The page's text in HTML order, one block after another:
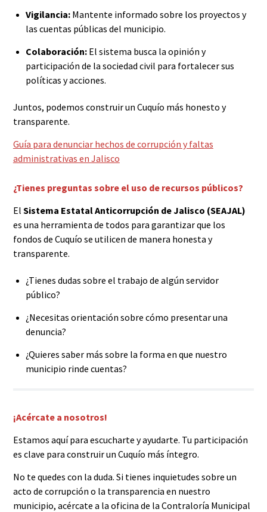
Vigilancia:Mantente informado sobre los proyectos y
las cuentas públicas del municipio.
Colaboración:El sistema busca la opinión y
participación de la sociedad civil para fortalecer sus
políticas y acciones.
Juntos, podemos construir un Cuquío más honesto y
transparente.
Guía para denunciar hechos de corrupción y faltas
administrativas en Jalisco
¿Tienes preguntas sobre el uso de recursos públicos?
El Sistema Estatal Anticorrupción de Jalisco (SEAJAL)
es una herramienta de todos para garantizar que los
fondos de Cuquío se utilicen de manera honesta y
transparente.
¿Tienes dudas sobre el trabajo de algún servidor
público?
¿Necesitas orientación sobre cómo presentar una
denuncia?
¿Quieres saber más sobre la forma en que nuestro
municipio rinde cuentas?
¡Acércate a nosotros!
Estamos aquí para escucharte y ayudarte. Tu participación
es clave para construir un Cuquío más íntegro.
No te quedes con la duda. Si tienes inquietudes sobre un
acto de corrupción o la transparencia en nuestro
municipio, acércate a la oficina de la Contraloría Municipal